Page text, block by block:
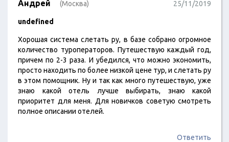
Андрей (Москва) 25/11/2019
undefined
Хорошая система слетать ру, в базе собрано огромное
количество туроператоров. Путешествую каждый год,
причем по 2-3 раза. И убедился, что можно экономить,
просто находить по более низкой цене тур, и слетать ру
в этом помощник. Ну и так как много путешествую, уже
знаю какой отель лучше выбирать, знаю какой
приоритет для меня. Для новичков советую смотреть
полное описании отелей.
Ответить